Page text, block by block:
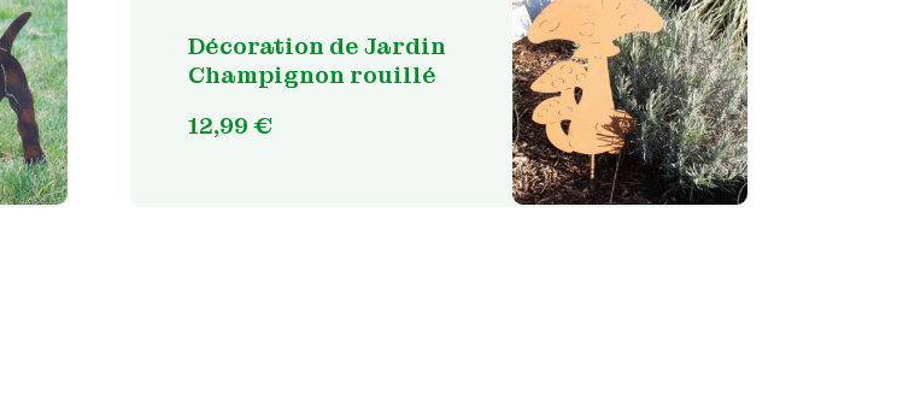
Décoration de Jardin
Champignon rouillé
12,99 €